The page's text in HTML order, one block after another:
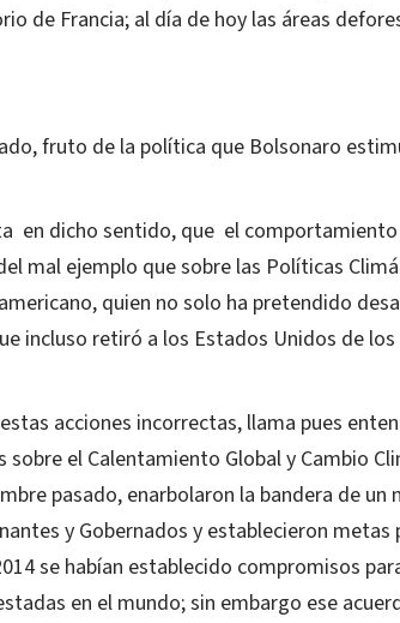
de Francia; al día de hoy las áreas
fruto de la política que Bolsonaro
en dicho sentido, que el
mal ejemplo que sobre las Políticas
quien no solo ha pretendido
incluso retiró a los Estados Unidos de
acciones incorrectas, llama pues
sobre el Calentamiento Global y Cambio
pasado, enarbolaron la bandera de
y Gobernados y establecieron
se habían establecido compromisos
en el mundo; sin embargo ese